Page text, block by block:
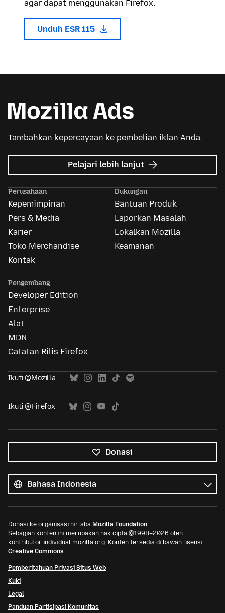
agar dapat menggunakan Firefox.
Unduh ESR 115
Tambahkan kepercayaan ke pembelian iklan Anda.
Pelajari lebih lanjut mengenai
Mozilla
Perusahaan
Kepemimpinan
Pers & Media
Karier
Toko Merchandise
Kontak
Dukungan
Bantuan Produk
Laporkan Masalah
Lokalkan Mozilla
Keamanan
Pengembang
Developer Edition
Enterprise
Alat
MDN
Catatan Rilis Firefox
Ikuti @Mozilla
Ikuti @Firefox
Donasi
bahasa
Bahasa
Donasi ke organisasi nirlaba Mozilla Foundation.
Sebagian konten ini merupakan hak cipta ©1998–2026 oleh
kontributor individual mozilla.org. Konten tersedia di bawah lisensi
Creative Commons.
Pemberitahuan Privasi Situs Web
Kuki
Legal
Panduan Partisipasi Komunitas